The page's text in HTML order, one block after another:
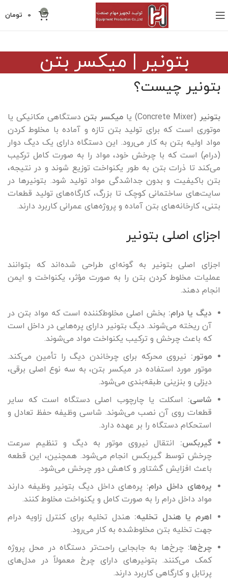
0
0 تومان
بتونیر | میکسر بتن
بتونیر چیست؟
بتونیر (Concrete Mixer) یا میکسر بتن دستگاهی مکانیکی یا
موتوری است که برای تولید بتن تازه و آماده با مخلوط ‌کردن
مواد اولیه بتن به کار می‌رود. این دستگاه دارای یک دیگ دوار
(درام) است که با چرخش خود، مواد را به‌ صورت کامل ترکیب
می‌کند تا ذرات بتن به طور یکنواخت توزیع شوند و در نتیجه،
بتن باکیفیت و بدون جداشدگی مواد تولید شود. بتونیرها در
سایت‌های ساختمانی کوچک تا بزرگ، کارگاه‌های تولید قطعات
بتنی، کارخانه‌های بتن آماده و پروژه‌های عمرانی کاربرد دارند.
اجزای اصلی بتونیر
اجزای اصلی بتونیر به گونه‌ای طراحی شده‌اند که بتوانند
عملیات مخلوط ‌کردن بتن را به‌ صورت مؤثر، یکنواخت و ایمن
انجام دهند.
دیگ یا درام: بخش اصلی مخلوط‌کننده است که مواد بتن در
آن ریخته می‌شوند. دیگ بتونیر دارای پره‌هایی در داخل است
که باعث چرخش و ترکیب یکنواخت مواد می‌شوند.
موتور: نیروی محرکه برای چرخاندن دیگ را تأمین می‌کند.
موتور مورد استفاده در میکسر بتن، به سه نوع اصلی برقی،
دیزلی و بنزینی طبقه‌بندی می‌شود.
شاسی: اسکلت یا چارچوب اصلی دستگاه است که سایر
قطعات روی آن نصب می‌شوند. شاسی وظیفه حفظ تعادل و
استحکام دستگاه را بر عهده دارد.
گیربکس: انتقال نیروی موتور به دیگ و تنظیم سرعت
چرخش توسط گیربکس انجام می‌شود. همچنین، این قطعه
باعث افزایش گشتاور و کاهش دور چرخش می‌شود.
پره‌های داخل درام: پره‌های داخل دیگ بتونیر وظیفه دارند
مواد داخل درام را به‌ صورت کامل و یکنواخت مخلوط کنند.
اهرم یا هندل تخلیه: هندل تخلیه برای کنترل زاویه درام
جهت تخلیه بتن مخلوط‌شده به کار می‌رود.
چرخ‌ها: چرخ‌ها به جابجایی راحت‌تر دستگاه در محل پروژه
کمک می‌کنند. بتونیرهای دارای چرخ معمولاً در مدل‌های
پرتابل و کارگاهی کاربرد دارند.